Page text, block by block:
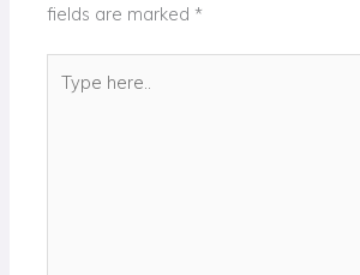
fields are marked *
here..